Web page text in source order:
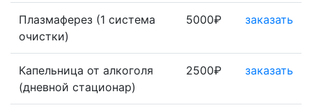
Плазмаферез (1 система
очистки)
5000₽ заказать
Капельница от алкоголя
(дневной стационар)
2500₽ заказать